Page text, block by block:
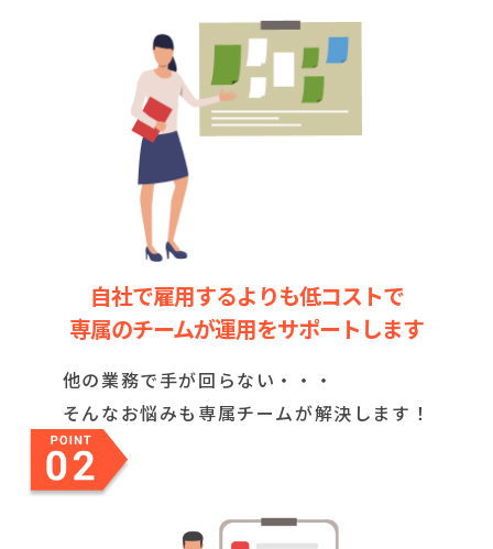
自社で雇用するよりも低コストで
専属のチームが運用をサポートします
他の業務で手が回らない・・・
そんなお悩みも専属チームが解決します！